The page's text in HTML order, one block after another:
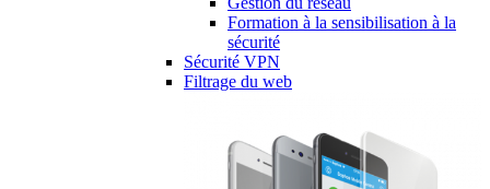
Formation à la sensibilisation à la
sécurité
Sécurité VPN
Filtrage du web